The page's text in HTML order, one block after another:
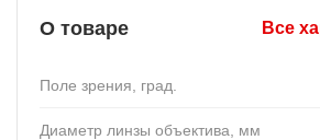
О товаре Все
Поле зрения, град.
Диаметр линзы объектива, мм